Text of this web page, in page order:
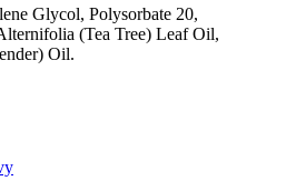
Glycol, Polysorbate 20,
(Tea Tree) Leaf Oil,
Oil.